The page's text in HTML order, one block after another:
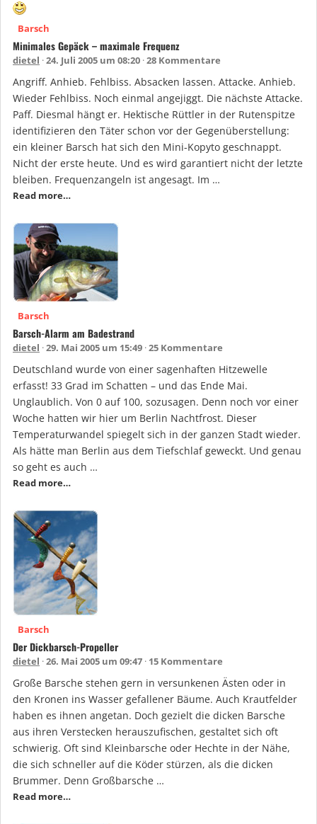
Barsch
Minimales Gepäck – maximale Frequenz
dietel 24. Juli 2005 um 08:20 28 Kommentare
Angriff. Anhieb. Fehlbiss. Absacken lassen. Attacke. Anhieb.
Wieder Fehlbiss. Noch einmal angejiggt. Die nächste Attacke.
Paff. Diesmal hängt er. Hektische Rüttler in der Rutenspitze
identifizieren den Täter schon vor der Gegenüberstellung:
ein kleiner Barsch hat sich den Mini-Kopyto geschnappt.
Nicht der erste heute. Und es wird garantiert nicht der letzte
bleiben. Frequenzangeln ist angesagt. Im …
Read more…
Barsch
Barsch-Alarm am Badestrand
dietel 29. Mai 2005 um 15:49 25 Kommentare
Deutschland wurde von einer sagenhaften Hitzewelle
erfasst! 33 Grad im Schatten – und das Ende Mai.
Unglaublich. Von 0 auf 100, sozusagen. Denn noch vor einer
Woche hatten wir hier um Berlin Nachtfrost. Dieser
Temperaturwandel spiegelt sich in der ganzen Stadt wieder.
Als hätte man Berlin aus dem Tiefschlaf geweckt. Und genau
so geht es auch …
Read more…
Barsch
Der Dickbarsch-Propeller
dietel 26. Mai 2005 um 09:47 15 Kommentare
Große Barsche stehen gern in versunkenen Ästen oder in
den Kronen ins Wasser gefallener Bäume. Auch Krautfelder
haben es ihnen angetan. Doch gezielt die dicken Barsche
aus ihren Verstecken herauszufischen, gestaltet sich oft
schwierig. Oft sind Kleinbarsche oder Hechte in der Nähe,
die sich schneller auf die Köder stürzen, als die dicken
Brummer. Denn Großbarsche …
Read more…